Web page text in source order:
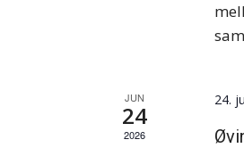
JUN
24
2026
24.